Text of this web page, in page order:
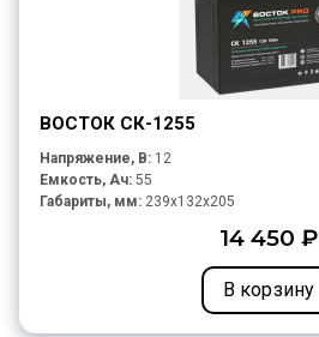
ВОСТОК СК-1255
Напряжение, В: 12
Емкость, Ач: 55
Габариты, мм: 239x132x205
14 450 ₽
В корзину